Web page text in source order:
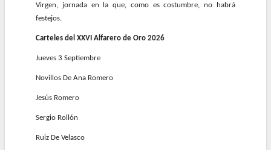
Virgen, jornada en la que, como es costumbre, no habrá
festejos.
Carteles del XXVI Alfarero de Oro 2026
Jueves 3 Septiembre
Novillos De Ana Romero
Jesús Romero
Sergio Rollón
Ruiz De Velasco